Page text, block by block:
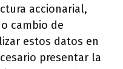
accionarial,
cambio de
estos datos en
presentar la